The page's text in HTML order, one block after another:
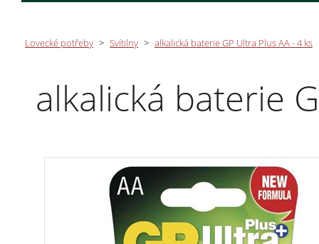
Lovecké potřeby > Svítilny > alkalická baterie GP Ultra Plus AA - 4 ks
alkalická baterie